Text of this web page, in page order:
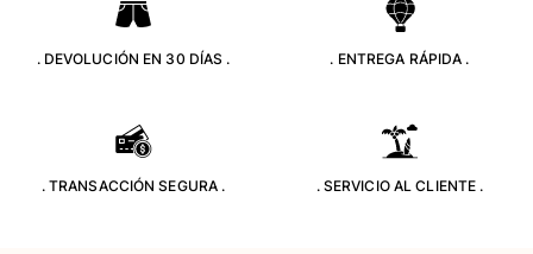
Bañadores Una Pieza
Dos Piezas
Partes de abajo de bikini
Ver todo Trajes de baño
Pret-a-porter
. DEVOLUCIÓN EN 30 DÍAS . . ENTREGA RÁPIDA .
. TRANSACCIÓN SEGURA . . SERVICIO AL CLIENTE .